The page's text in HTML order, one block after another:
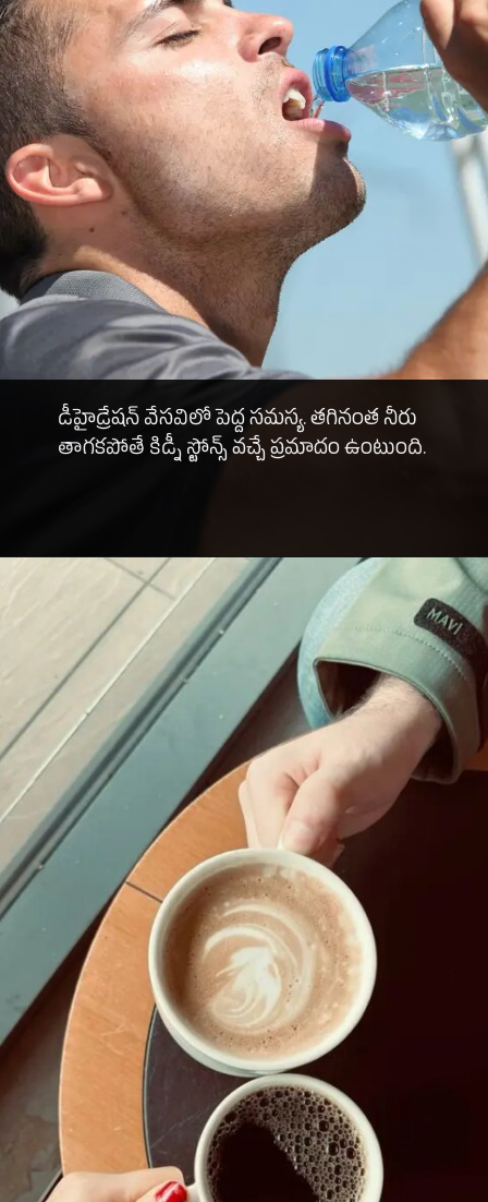
డీహైడ్రేషన్ వేసవిలో పెద్ద సమస్య. తగినంత నీరు
తాగకపోతే కిడ్నీ స్టోన్స్ వచ్చే ప్రమాదం ఉంటుంది.